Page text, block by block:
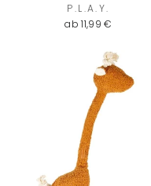
P.L.A.Y.
ab 11,99 €